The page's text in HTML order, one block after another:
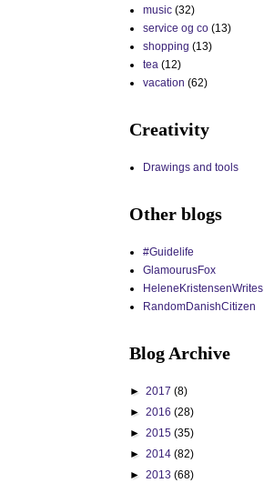
music (32)
service og co (13)
shopping (13)
tea (12)
vacation (62)
Creativity
Drawings and tools
Other blogs
#Guidelife
GlamourusFox
HeleneKristensenWrites
RandomDanishCitizen
Blog Archive
► 2017 (8)
► 2016 (28)
► 2015 (35)
► 2014 (82)
► 2013 (68)